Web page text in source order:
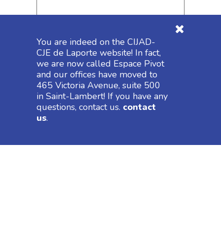
You are indeed on the CIJAD-
CJE de Laporte website! In fact,
we are now called Espace Pivot
and our offices have moved to
465 Victoria Avenue, suite 500
in Saint-Lambert! If you have any
questions, contact us. contact
us.
Join your C.V.*
Accepted formats : pdf, doc, docx, txt